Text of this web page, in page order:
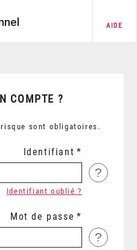
AIDE
COMPTE ?
sont obligatoires.
Identifiant
?
Identifiant oublié ?
Mot de passe
?